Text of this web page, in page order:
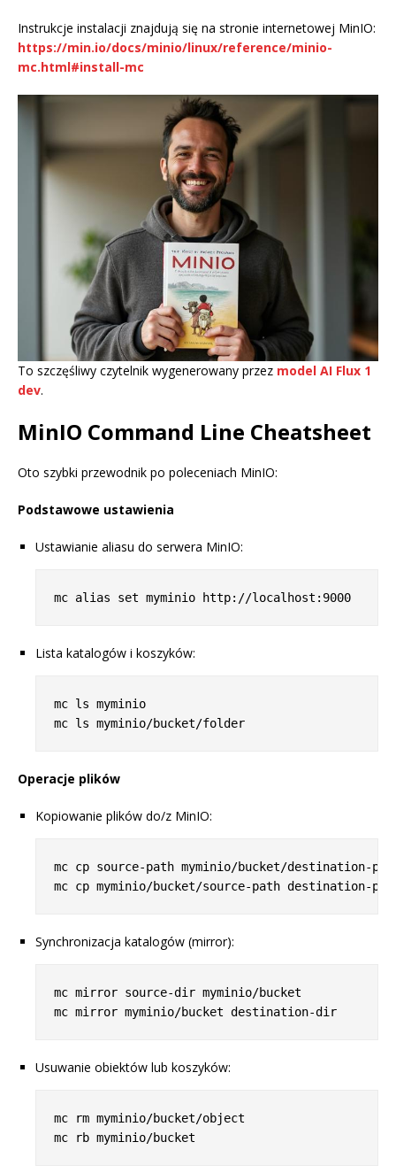
Instrukcje instalacji znajdują się na stronie internetowej MinIO:
https://min.io/docs/minio/linux/reference/minio-
mc.html#install-mc
To szczęśliwy czytelnik wygenerowany przez model AI Flux 1
dev.
MinIO Command Line Cheatsheet
Oto szybki przewodnik po poleceniach MinIO:
Podstawowe ustawienia
Ustawianie aliasu do serwera MinIO:
Lista katalogów i koszyków:
mc ls myminio
Operacje plików
Kopiowanie plików do/z MinIO:
mc cp source-path myminio/bucket/destination-
Synchronizacja katalogów (mirror):
mc mirror source-dir myminio/bucket
Usuwanie obiektów lub koszyków:
mc rm myminio/bucket/object